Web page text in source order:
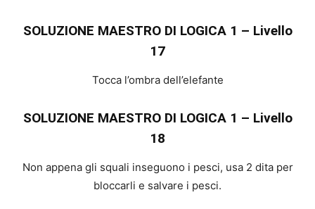
SOLUZIONE MAESTRO DI LOGICA 1 – Livello
17
Tocca l’ombra dell’elefante
SOLUZIONE MAESTRO DI LOGICA 1 – Livello
18
Non appena gli squali inseguono i pesci, usa 2 dita per
bloccarli e salvare i pesci.